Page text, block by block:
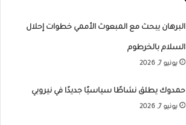
البرهان يبحث مع المبعوث الأممي خطوات إحلال
السلام بالخرطوم
يونيو 7, 2026
حمدوك يطلق نشاطًا سياسيًا جديدًا في نيروبي
يونيو 7, 2026